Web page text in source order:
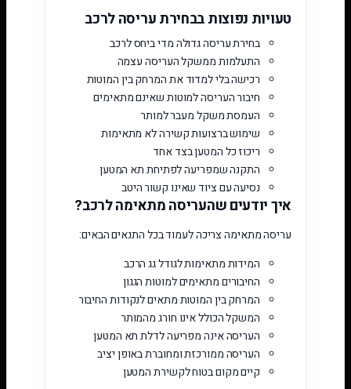
טעויות נפוצות בבחירת עריסה לרכב
בחירת עריסה גדולה מדי ביחס לרכב
התעלמות ממשקל העריסה עצמה
רכישה בלי למדוד את המרחק בין המוטות
חיבור העריסה למוטות שאינם מתאימים
העמסת משקל מעבר למותר
שימוש ברצועות קשירה לא מתאימות
ריכוז כל המטען בצד אחד
התקנה שמפריעה לפתיחת תא המטען
נסיעה עם ציוד שאינו קשור היטב
איך יודעים שהעריסה מתאימה לרכב?
עריסה מתאימה צריכה לעמוד בכל התנאים הבאים:
המידות מתאימות לגודל גג הרכב
החיבורים מתאימים למוטות הגגון
המרחק בין המוטות מתאים לנקודות החיבור
המשקל הכולל אינו חורג מהמותר
העריסה אינה מפריעה לדלת תא המטען
העריסה ממורכזת ומחוברת באופן יציב
קיים מקום בטוח לקשירת המטען